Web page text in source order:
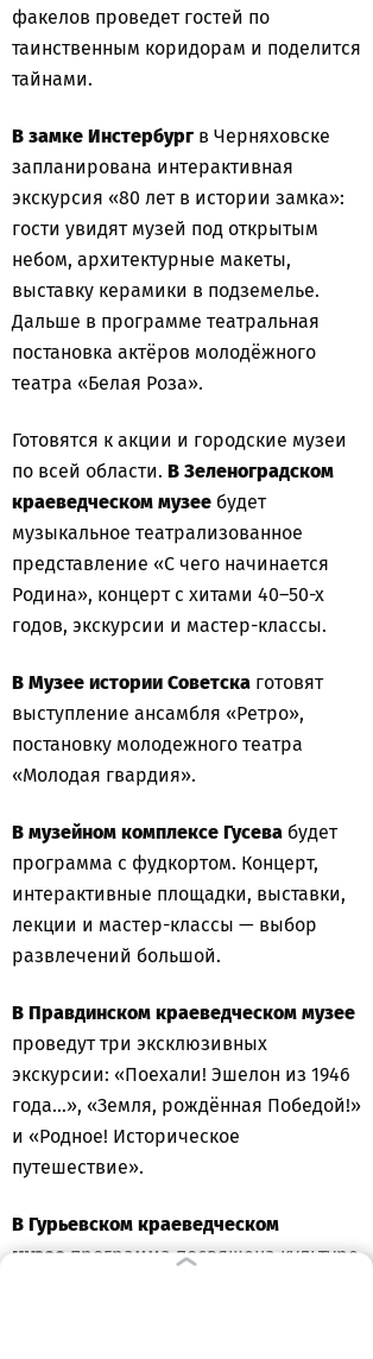
факелов проведет гостей по
таинственным коридорам и поделится
тайнами.
В замке Инстербург в Черняховске
запланирована интерактивная
экскурсия «80 лет в истории замка»:
гости увидят музей под открытым
небом, архитектурные макеты,
выставку керамики в подземелье.
Дальше в программе театральная
постановка актёров молодёжного
театра «Белая Роза».
Готовятся к акции и городские музеи
по всей области. В Зеленоградском
краеведческом музее будет
музыкальное театрализованное
представление «С чего начинается
Родина», концерт с хитами 40–50-х
годов, экскурсии и мастер-классы.
В Музее истории Советска готовят
выступление ансамбля «Ретро»,
постановку молодежного театра
«Молодая гвардия».
В музейном комплексе Гусева будет
программа с фудкортом. Концерт,
интерактивные площадки, выставки,
лекции и мастер-классы — выбор
развлечений большой.
В Правдинском краеведческом музее
проведут три эксклюзивных
экскурсии: «Поехали! Эшелон из 1946
года…», «Земля, рождённая Победой!»
и «Родное! Историческое
путешествие».
В Гурьевском краеведческом
музеепрограмма посвящена культуре